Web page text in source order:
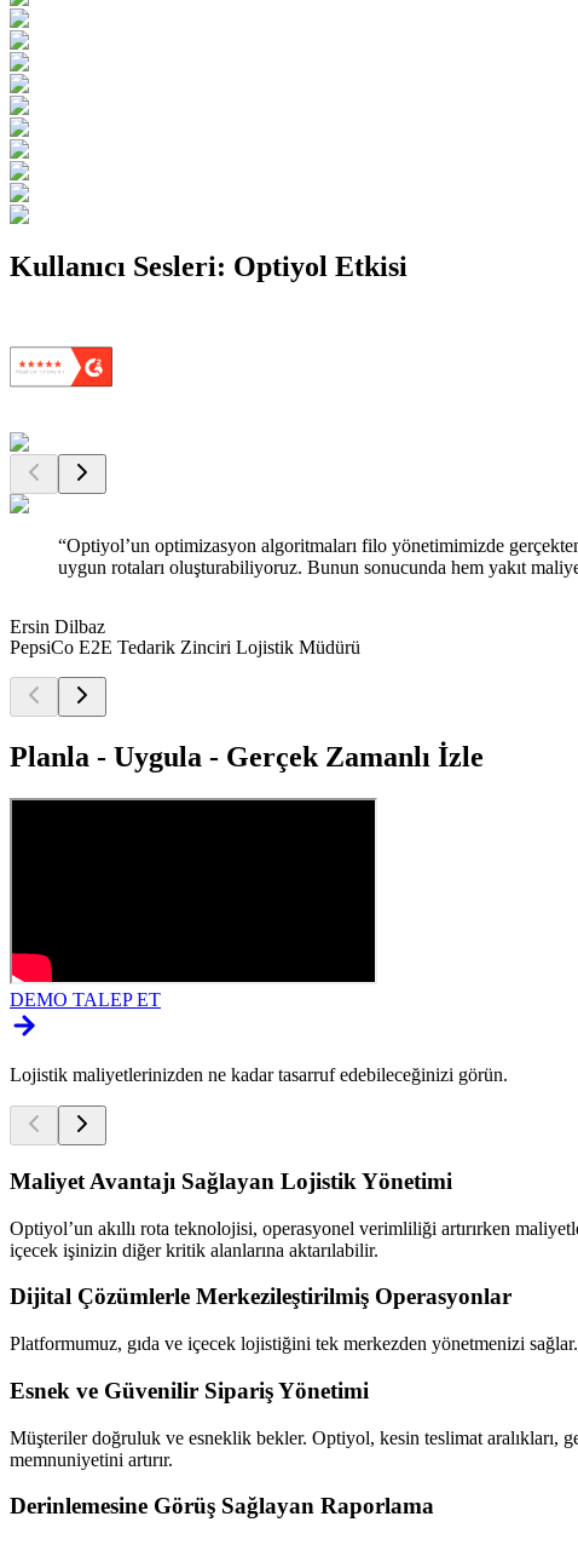
Kullanıcı Sesleri: Optiyol Etkisi
“Optiyol’un optimizasyon algoritmaları filo yönetimimizde
uygun rotaları oluşturabiliyoruz. Bunun sonucunda hem yakıt
Ersin Dilbaz
PepsiCo E2E Tedarik Zinciri Lojistik Müdürü
Planla - Uygula - Gerçek Zamanlı İzle
DEMO TALEP ET
Lojistik maliyetlerinizden ne kadar tasarruf edebileceğinizi görün.
Maliyet Avantajı Sağlayan Lojistik Yönetimi
Optiyol’un akıllı rota teknolojisi, operasyonel verimliliği artırırken
içecek işinizin diğer kritik alanlarına aktarılabilir.
Dijital Çözümlerle Merkezileştirilmiş Operasyonlar
Platformumuz, gıda ve içecek lojistiğini tek merkezden yönetmenizi
Esnek ve Güvenilir Sipariş Yönetimi
Müşteriler doğruluk ve esneklik bekler. Optiyol, kesin teslimat aralıkları,
memnuniyetini artırır.
Derinlemesine Görüş Sağlayan Raporlama